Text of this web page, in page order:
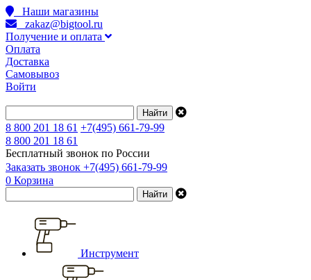
Наши магазины
zakaz@bigtool.ru
Получение и оплата
Оплата
Доставка
Самовывоз
Войти
8 800 201 18 61 +7(495) 661-79-99
8 800 201 18 61
Бесплатный звонок по России
Заказать звонок +7(495) 661-79-99
0 Корзина
Инструмент